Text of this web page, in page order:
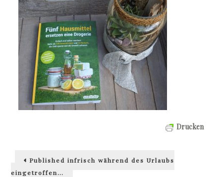
Drucken
Beitragsnavigation
Published infrisch während des Urlaubs
eingetroffen…